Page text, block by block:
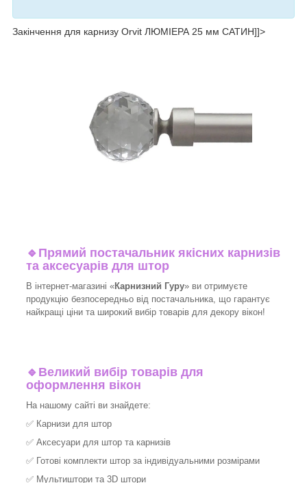
Закінчення для карнизу Orvit ЛЮМІЕРА 25 мм САТИН]]>
🔹 Прямий постачальник якісних карнизів
та аксесуарів для штор
В інтернет-магазині «Карнизний Гуру» ви отримуєте
продукцію безпосередньо від постачальника, що гарантує
найкращі ціни та широкий вибір товарів для декору вікон!​
🔹 Великий вибір товарів для
оформлення вікон
На нашому сайті ви знайдете:
✅ Карнизи для штор
✅ Аксесуари для штор та карнизів
✅ Готові комплекти штор за індивідуальними розмірами
✅ Мультиштори та 3D штори